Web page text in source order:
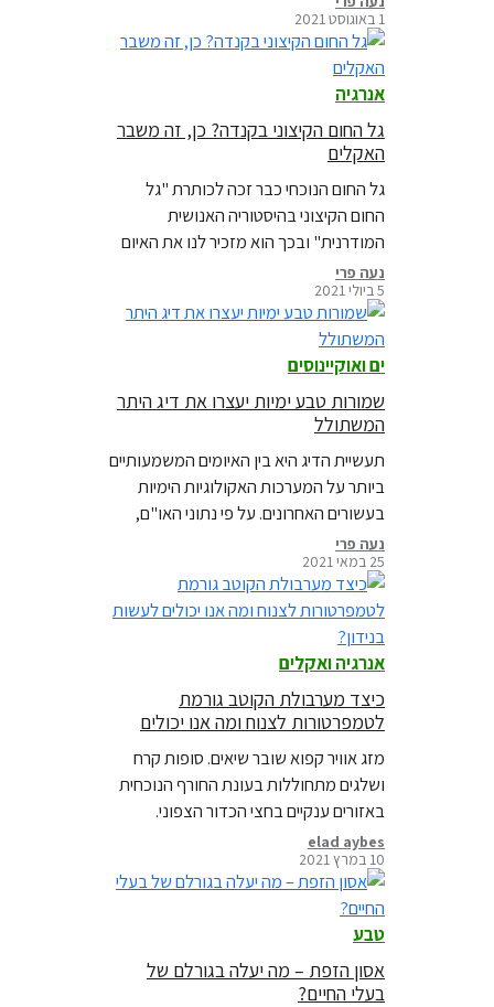
חייהם מזה מאות שנים. סירובם מהבטחת
הכסף הגדול של תאגידי הדלקים שמחירו
האמיתי יקר לאין שיעור והאומץ לפעול
אחרת הם השראה עבור קהילות בכל רחבי
העולם, גם כאן בישראל.
1 באוגוסט 2021
אנרגיה
גל החום הקיצוני בקנדה? כן, זה משבר
האקלים
גל החום הנוכחי כבר זכה לכותרת "גל
החום הקיצוני בהיסטוריה האנושית
המודרנית" ובכך הוא מזכיר לנו את האיום
האדיר של גלי חום קיצוניים על בריאותם
ושלומם של בני אדם, מערכות אקולוגיות
ותשתיות. נוכח אירועים קיצוניים כל כך, אי
אפשר עוד להסתכל על כיפת החום
הקיצונית הזו כאירוע בודד וחסר הקשר,
אלא כחלק מטרנד ברור של…
נעה פרי
5 ביולי 2021
ים ואוקיינוסים
שמורות טבע ימיות יעצרו את דיג היתר
המשתולל
תעשיית הדיג היא בין האיומים המשמעותיים
ביותר על המערכות האקולוגיות הימיות
בעשורים האחרונים. על פי נתוני האו"ם,
ויצורי הים הנמצאים תחת דיג יתר שילש את
עצמו ויחד עם קידוחי גז ונפט, זיהום,
פסולת פלסטיק ושינויי האקלים נוצרת
"הסערה המושלמת" המעמידה את
האוקיינוסים שלנו בסכנה חמורה. זה הזמן
לאמנת…
נעה פרי
25 במאי 2021
אנרגיה ואקלים
כיצד מערבולת הקוטב גורמת
לטמפרטורות לצנוח ומה אנו יכולים
מזג אוויר קפוא שובר שיאים. סופות קרח
ושלגים מתחוללות בעונת החורף הנוכחית
באזורים ענקיים בחצי הכדור הצפוני.
לדוגמא, ערים במזרח אסיה כמו בייג'ינג
וסיאול חוו קור מקפיא שלא שחוו במשך…
elad aybes
10 במרץ 2021
טבע
אסון הזפת – מה יעלה בגורלם של
בעלי החיים?